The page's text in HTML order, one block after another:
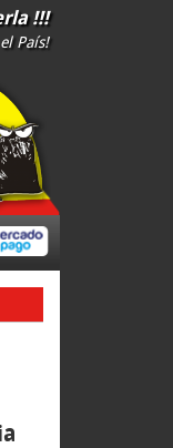
!!!
País!